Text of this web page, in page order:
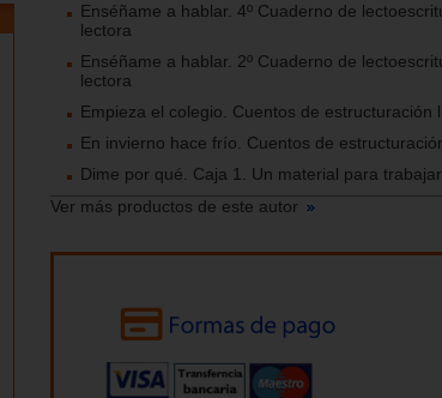
Enséñame a hablar. 4º Cuaderno de
lectora
Enséñame a hablar. 2º Cuaderno de
lectora
Empieza el colegio. Cuentos de estructuración
En invierno hace frío. Cuentos de
Dime por qué. Caja 1. Un material para
Ver más productos de este autor